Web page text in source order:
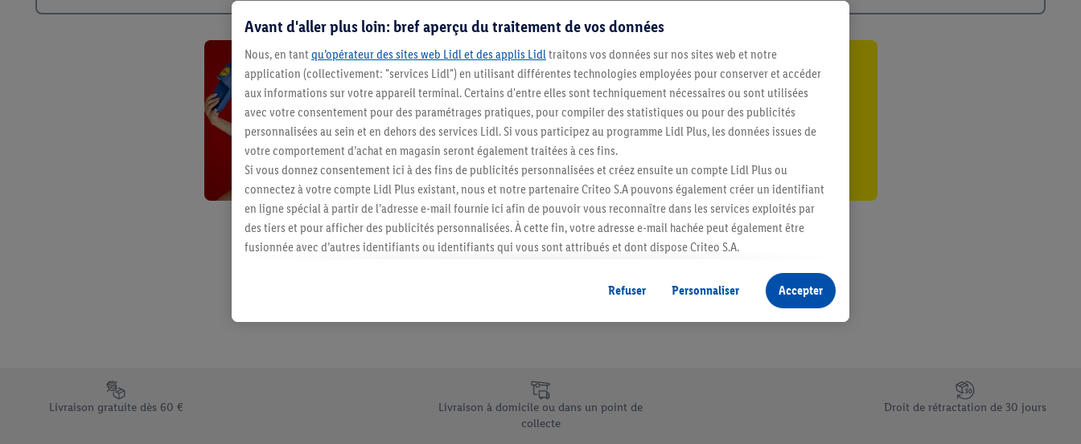
Restez au courant
Abonnez-vous à la newsletter
S'abonner
Élément du pied de page avec les différents arguments de vente uniques de Lidl.be
Livraison gratuite dès 60 €
Livraison à domicile ou dans un point de
collecte
Droit de rétractation de 30 jours
Avant d'aller plus loin: bref aperçu du traitement de vos données
Nous, en tant qu’opérateur des sites web Lidl et des applis Lidltraitons vos données sur nos sites web et notre
application (collectivement: "services Lidl") en utilisant différentes technologies employées pour conserver et accéder
aux informations sur votre appareil terminal. Certains d'entre elles sont techniquement nécessaires ou sont utilisées
avec votre consentement pour des paramétrages pratiques, pour compiler des statistiques ou pour des publicités
personnalisées au sein et en dehors des services Lidl. Si vous participez au programme Lidl Plus, les données issues de
votre comportement d’achat en magasin seront également traitées à ces fins.
Si vous donnez consentement ici à des fins de publicités personnalisées et créez ensuite un compte Lidl Plus ou
connectez à votre compte Lidl Plus existant, nous et notre partenaire Criteo S.A pouvons également créer un identifiant
en ligne spécial à partir de l’adresse e-mail fournie ici afin de pouvoir vous reconnaître dans les services exploités par
des tiers et pour afficher des publicités personnalisées. À cette fin, votre adresse e-mail hachée peut également être
fusionnée avec d’autres identifiants ou identifiants qui vous sont attribués et dont dispose Criteo S.A.
vous avez montré de l’intérêt (par exemple en plaçant le produit dans un panier d’un webshop mais sans procéder à
l’achat) peuvent également être affichées sur plusieurs apppareils et plusieurs services de Lidl si plusieurs terminaux ou
plusieurs services de Lidl peuvent vous être attribués en utilisant votre adresse e-mail hachée et, le cas échéant, d’autres
En cliquant sur « Refuser », vous pouvez autoriser uniquement l’utilisation des technologies nécessaires. En cliquant sur
« Accepter », vous autorisez tous les traitements pour toutes les finalités susmentionnées. Vous trouverez de plus amples
Refuser Personnaliser Accepter